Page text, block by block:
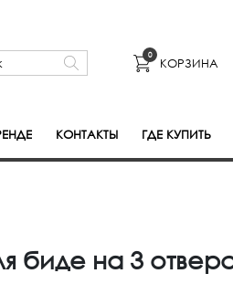
0
КОРЗИНА
КОНТАКТЫ ГДЕ КУПИТЬ
биде на 3